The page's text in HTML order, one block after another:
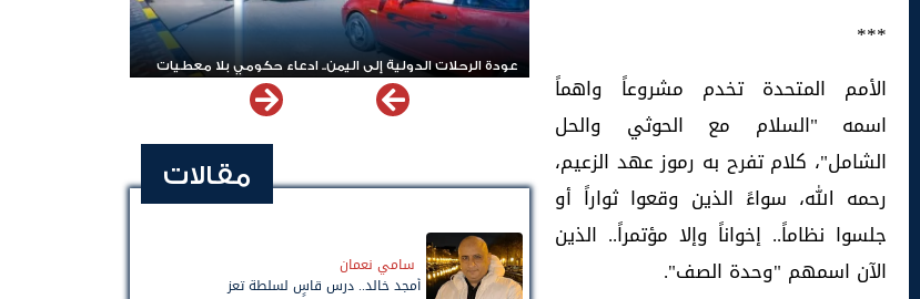
***
الأمم المتحدة تخدم مشروعاً واهماً
اسمه "السلام مع الحوثي والحل
الشامل"، كلام تفرح به رموز عهد الزعيم،
رحمه الله، سواءً الذين وقعوا ثواراً أو
جلسوا نظاماً.. إخواناً وإلا مؤتمراً.. الذين
الآن اسمهم "وحدة الصف".
عودة الرحلات الدولية إلى اليمن.. ادعاء حكومي بلا معطيات
مقالات
سامي نعمان
أمجد خالد.. درس قاسٍ لسلطة تعز